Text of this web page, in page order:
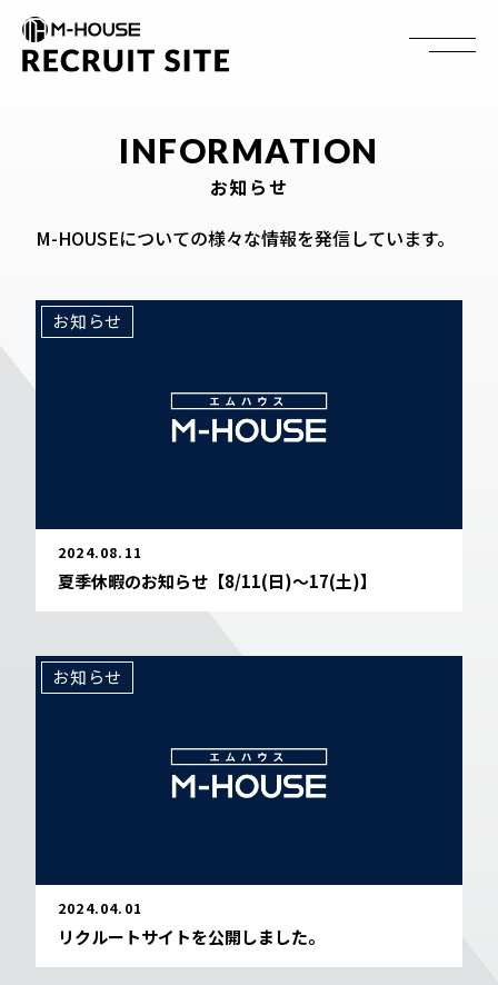
INFORMATION
お知らせ
M-HOUSEについての様々な情報を発信しています。
お知らせ
2024.08.11
夏季休暇のお知らせ【8/11(日)～17(土)】
お知らせ
2024.04.01
リクルートサイトを公開しました。